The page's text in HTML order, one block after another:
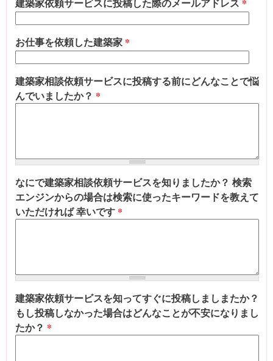
建築家依頼サービスに投稿した際のメールアドレス *
お仕事を依頼した建築家 *
建築家相談依頼サービスに投稿する前にどんなことで悩
んでいましたか？ *
なにで建築家相談依頼サービスを知りましたか？ 検索
エンジンからの場合は検索に使ったキーワードを教えて
いただければ 幸いです *
建築家依頼サービスを知ってすぐに投稿しましまたか？
もし投稿しなかった場合はどんなことが不安になりまし
たか？ *